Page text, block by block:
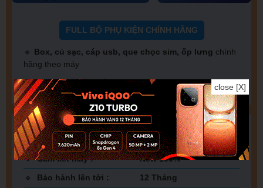
FULL BỘ PHỤ KIỆN CHÍNH HÃNG
🔹 Box, củ sạc, cáp usb, que chọc sim, ốp lưng chính
hãng theo máy
🔹 Dán màn hình cường lựcchỉ với100K
DUY NHẤT tại XIAOMI THÁI BÌNH
🔹Cam kết máy :
New 100%
🔹 Bảo hành lên tới :
12 Tháng
close [X]